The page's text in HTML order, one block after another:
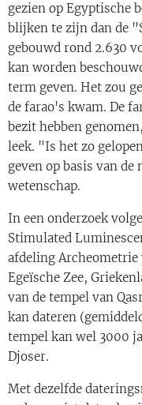
gezien op Egyptische
blijken te zijn dan de
gebouwd rond 2.630
kan worden
term geven. Het zou
de farao's kwam. De
bezit hebben
leek. "Is het zo
geven op basis van
wetenschap.
In een onderzoek
Stimulated
afdeling
Egeïsche Zee,
van de tempel van
kan dateren
tempel kan wel 3000
Djoser.
Met dezelfde